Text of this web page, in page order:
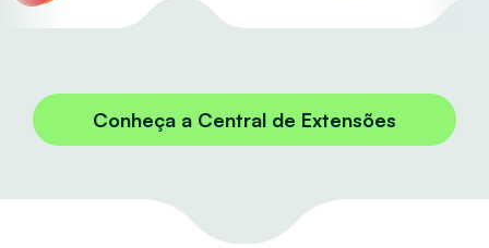
Conheça a Central de Extensões